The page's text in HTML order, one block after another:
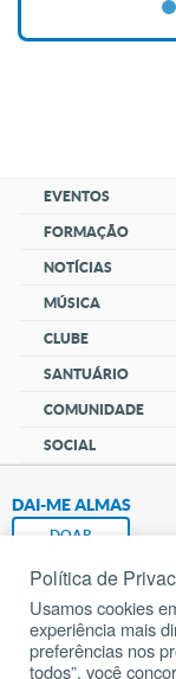
EVENTOS
FORMAÇÃO
NOTÍCIAS
MÚSICA
CLUBE
SANTUÁRIO
COMUNIDADE
SOCIAL
DAI-ME ALMAS
DOAR
Política de
Usamos cookies
experiência mais
preferências nos
todos”, você